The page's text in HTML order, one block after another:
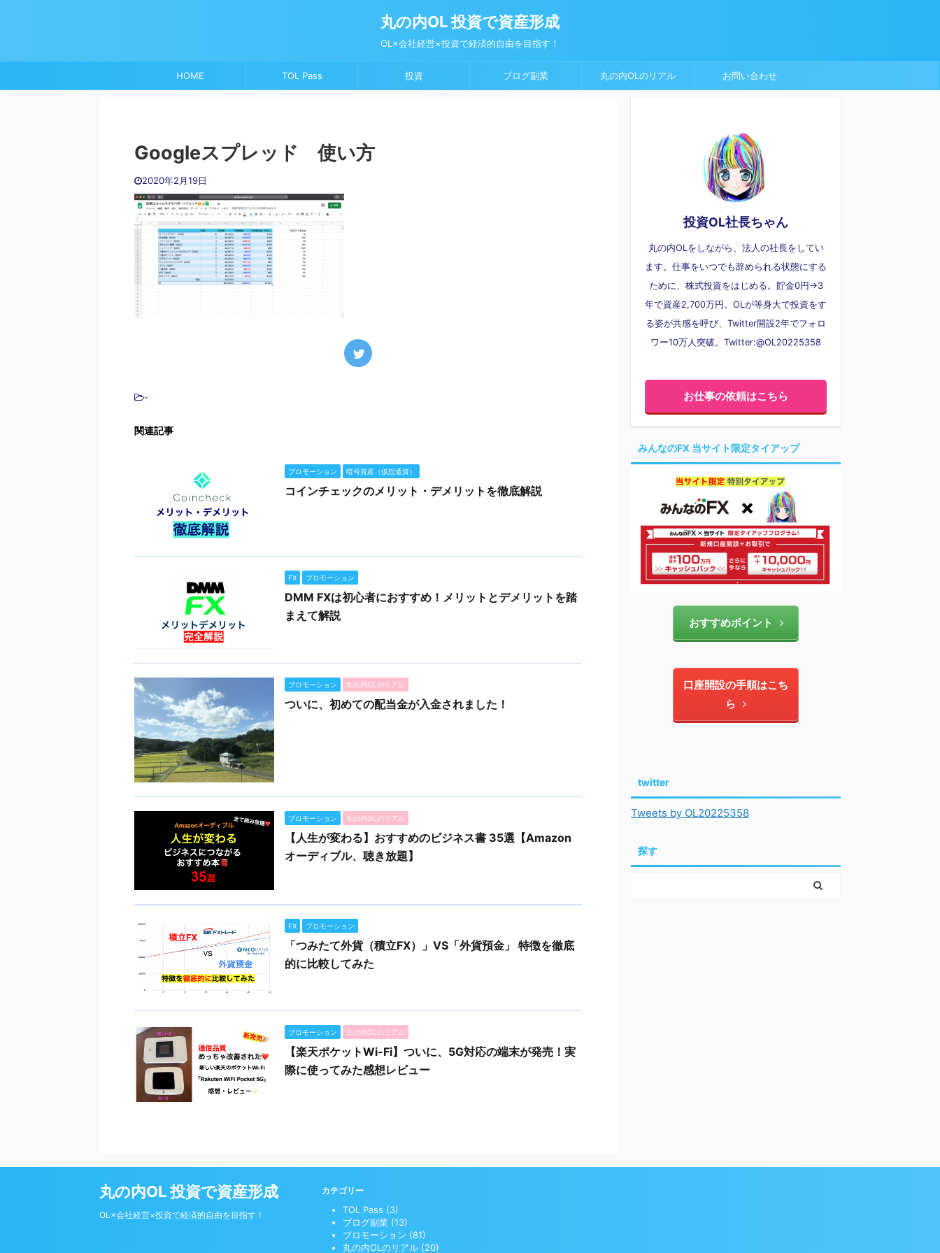
丸の内OL 投資で資産形成
OL×会社経営×投資で経済的自由を目指す！
HOME TOL Pass 投資 ブログ副業 丸の内OLのリアル お問い合わせ
Googleスプレッド 使い方
2020年2月19日
-
関連記事
プロモーション 暗号資産（仮想通貨）
コインチェックのメリット・デメリットを徹底解説
FX プロモーション
DMM FXは初心者におすすめ！メリットとデメリットを踏
まえて解説
プロモーション 丸の内OLのリアル
ついに、初めての配当金が入金されました！
プロモーション 丸の内OLのリアル
【人生が変わる】おすすめのビジネス書 35選【Amazon
オーディブル、聴き放題】
FX プロモーション
「つみたて外貨（積立FX）」VS「外貨預金」 特徴を徹底
的に比較してみた
プロモーション 丸の内OLのリアル
【楽天ポケットWi-Fi】ついに、5G対応の端末が発売！実
際に使ってみた感想レビュー
投資OL社長ちゃん
丸の内OLをしながら、法人の社長をしてい
ます。仕事をいつでも辞められる状態にする
ために、株式投資をはじめる。貯金0円→3
年で資産2,700万円。OLが等身大で投資をす
る姿が共感を呼び、Twitter開設2年でフォロ
ワー10万人突破。Twitter:@OL20225358
お仕事の依頼はこちら
みんなのFX 当サイト限定タイアップ
おすすめポイント
口座開設の手順はこち
ら
twitter
Tweets by OL20225358
探す
カテゴリー
TOL Pass (3)
ブログ副業 (13)
プロモーション (81)
丸の内OLのリアル (20)
丸の内OL 投資で資産形成
OL×会社経営×投資で経済的自由を目指す！